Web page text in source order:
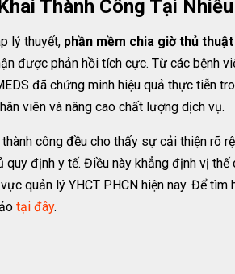
Thành Công Tại
lý thuyết, phần mềm chia giờ thủ
được phản hồi tích cực. Từ các bệnh
đã chứng minh hiệu quả thực tiễn
viên và nâng cao chất lượng dịch vụ.
công đều cho thấy sự cải thiện rõ
quy định y tế. Điều này khẳng định vị
quản lý YHCT PHCN hiện nay. Để tìm
tại đây.